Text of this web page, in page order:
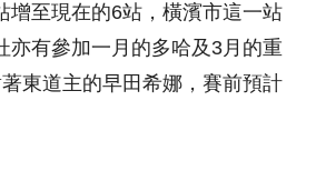
增至現在的6站，橫濱市這一站
亦有參加一月的多哈及3月的重
東道主的早田希娜，賽前預計